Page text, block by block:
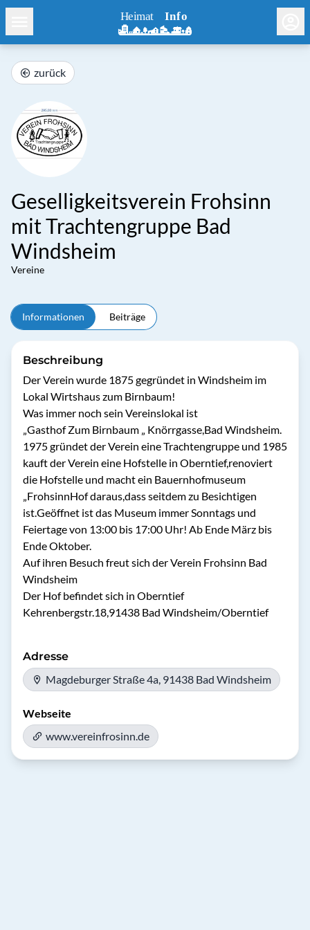
zurück
Geselligkeitsverein Frohsinn
mit Trachtengruppe Bad
Windsheim
Vereine
Informationen Beiträge
Beschreibung
Der Verein wurde 1875 gegründet in Windsheim im
Lokal Wirtshaus zum Birnbaum!
Was immer noch sein Vereinslokal ist
„Gasthof Zum Birnbaum „ Knörrgasse,Bad Windsheim.
1975 gründet der Verein eine Trachtengruppe und 1985
kauft der Verein eine Hofstelle in Oberntief,renoviert
die Hofstelle und macht ein Bauernhofmuseum
„FrohsinnHof daraus,dass seitdem zu Besichtigen
ist.Geöffnet ist das Museum immer Sonntags und
Feiertage von 13:00 bis 17:00 Uhr! Ab Ende März bis
Ende Oktober.
Auf ihren Besuch freut sich der Verein Frohsinn Bad
Windsheim
Der Hof befindet sich in Oberntief
Kehrenbergstr.18,91438 Bad Windsheim/Oberntief
Adresse
Magdeburger Straße 4a, 91438 Bad Windsheim
Webseite
www.vereinfrosinn.de